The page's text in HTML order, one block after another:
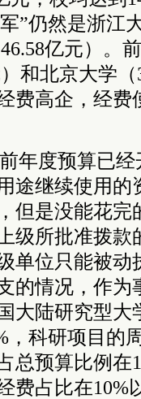
”仍然是浙江
亿元）。
和北京大学
费高企，经费
年度预算已
途继续使用的
但是没能花完
级所批准拨款
单位只能被动
的情况，作为
大陆研究型大
，科研项目的
总预算比例在
费占比在10%